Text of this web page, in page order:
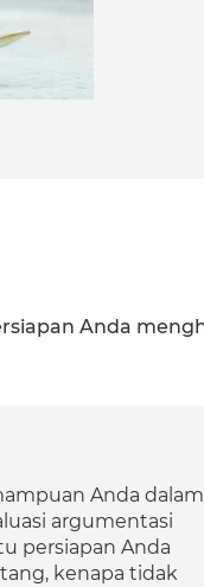
Anda
Anda dalam
argumentasi
persiapan Anda
kenapa tidak